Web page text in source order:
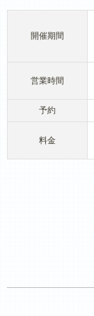
開催期間
営業時間
予約
料金